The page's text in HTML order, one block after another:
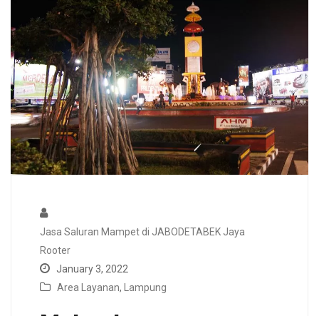
Jasa Saluran Mampet di JABODETABEK Jaya
Rooter
January 3, 2022
Area Layanan, Lampung